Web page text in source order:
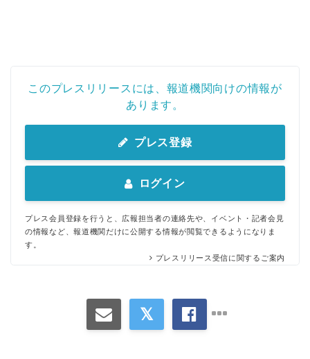
このプレスリリースには、報道機関向けの情報が
あります。
プレス登録
ログイン
プレス会員登録を行うと、広報担当者の連絡先や、イベント・記者会見
の情報など、報道機関だけに公開する情報が閲覧できるようになりま
す。
プレスリリース受信に関するご案内